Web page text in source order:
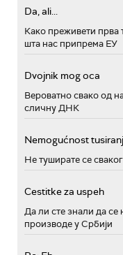
Da, ali...
Како преживети прва
шта нас припрема ЕУ
Dvojnik mog oca
Вероватно свако од
сличну ДНК
Nemogućnost
Не туширате се
Cestitke za uspeh
Да ли сте знали да
производе у Србији